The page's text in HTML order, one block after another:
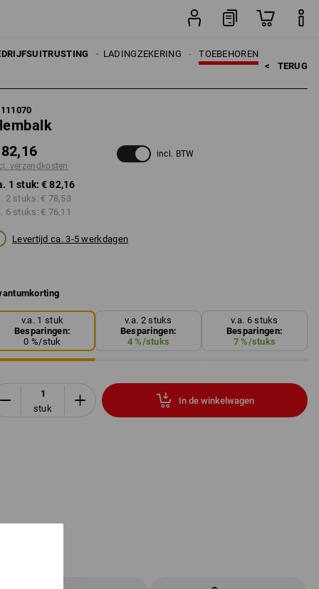
TOEBEHOREN
LADINGZEKERING
< TERUG
verzendkosten
incl. BTW
1 stuk: € 82,16
2 stuks: € 78,53
6 stuks: € 76,11
Levertijd ca. 3-5 werkdagen
v.a. 1 stuk
Besparingen:
0 %/stuk
v.a. 2 stuks
Besparingen:
4%/stuks
v.a. 6 stuks
Besparingen:
7%/stuks
stuk
In de winkelwagen